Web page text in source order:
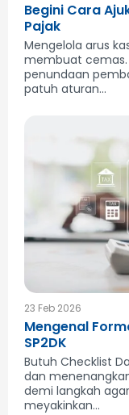
Begini Cara
Pajak
Mengelola arus
membuat cemas.
penundaan
patuh aturan...
23 Feb 2026
Mengenal
SP2DK
Butuh Checklist
dan
demi langkah
meyakinkan...